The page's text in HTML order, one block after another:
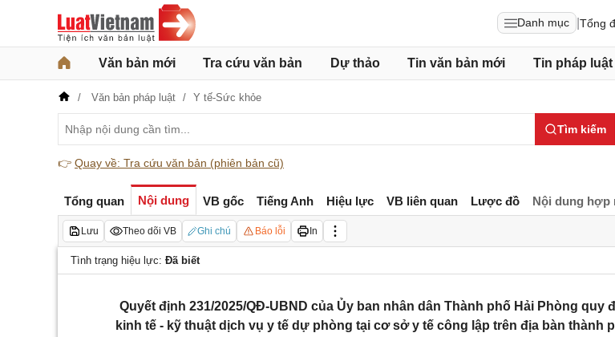
Danh mục Tổng
Văn bản mới Tra cứu văn bản Dự thảo Tin văn bản mới Tin pháp luật
Văn bản pháp luật Y tế-Sức khỏe
Tìm kiếm
👉 Quay về: Tra cứu văn bản (phiên bản cũ)
Tổng quan Nội dung VB gốc Tiếng Anh Hiệu lực VB liên quan Lược đồ Nội dung hợp
Lưu Theo dõi VB Ghi chú Báo lỗi In
Tình trạng hiệu lực: Đã biết
Quyết định 231/2025/QĐ-UBND của Ủy ban nhân dân Thành phố Hải Phòng quy
kinh tế - kỹ thuật dịch vụ y tế dự phòng tại cơ sở y tế công lập trên địa bàn thành